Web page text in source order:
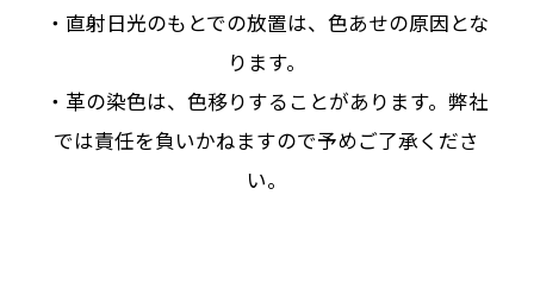
・直射日光のもとでの放置は、色あせの原因とな
ります。
・革の染色は、色移りすることがあります。弊社
では責任を負いかねますので予めご了承くださ
い。